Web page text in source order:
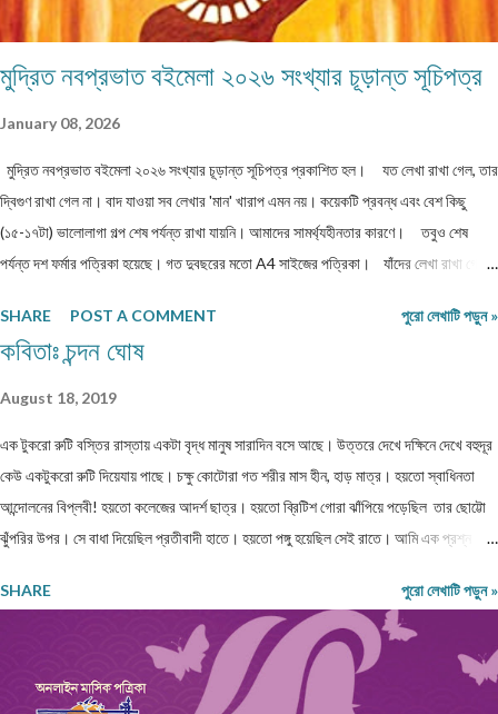
মুদ্রিত নবপ্রভাত বইমেলা ২০২৬ সংখ্যার চূড়ান্ত সূচিপত্র
January 08, 2026
মুদ্রিত নবপ্রভাত বইমেলা ২০২৬ সংখ্যার চূড়ান্ত সূচিপত্র প্রকাশিত হল। যত লেখা রাখা গেল, তার
দ্বিগুণ রাখা গেল না। বাদ যাওয়া সব লেখার 'মান' খারাপ এমন নয়। কয়েকটি প্রবন্ধ এবং বেশ কিছু
(১৫-১৭টা) ভালোলাগা গল্প শেষ পর্যন্ত রাখা যায়নি। আমাদের সামর্থ্যহীনতার কারণে। তবুও শেষ
পর্যন্ত দশ ফর্মার পত্রিকা হয়েছে। গত দুবছরের মতো A4 সাইজের পত্রিকা। যাঁদের লেখা রাখা গেল
নবপ্রভাতের জানুয়ারি ২০২৬ সংখ্যায় প্রকাশ করতে পারি। পত্রিকাটি আগামী ৯-১৩ জানুয়ারি ২০২৬
পশ্চিমবঙ্গ বাংলা আকাদেমি আয়োজিত কলকাতা লিটল ম্যাগাজিন মেলায় (রবীন্দ্র সদন - নন্দন চত্বরে) পাওয়া
SHARE POST A COMMENT পুরো লেখাটি পড়ুন »
কবিতাঃ চন্দন ঘোষ
August 18, 2019
এক টুকরো রুটি বস্তির রাস্তায় একটা বৃদ্ধ মানুষ সারাদিন বসে আছে। উত্তরে দেখে দক্ষিনে দেখে বহুদূর
কেউ একটুকরো রুটি দিয়েযায় পাছে। চক্ষু কোটোরা গত শরীর মাস হীন, হাড় মাত্র। হয়তো স্বাধিনতা
আন্দোলনের বিপ্লবী! হয়তো কলেজের আদর্শ ছাত্র। হয়তো ব্রিটিশ গোরা ঝাঁপিয়ে পড়েছিল তার ছোট্টো
ঝুঁপরির উপর। সে বাধা দিয়েছিল প্রতীবাদী হাতে। হয়তো পঙ্গু হয়েছিল সেই রাতে। আমি এক প্রশ্ন
বস্ত্রহীন এই রাতে। নিম্নাঙ্গে একটা নোংগরা ধুতি। কী জানি কত দিন খায়নি? কত দিন দেখেনি এক টুকরো
রুটি! রাজধানী শহরের আকাশটা দেখছে। দেখছে নেতা মন্ত্রী গন। হাইরে কেউতো তারে উঠিয়ে তোলেনি।
দেখেনি কোনো কোমল মন। আজ ভারতবর্ষ উন্নতশীল রাষ্ট্র! কথাটা অতীব মিথ্যা মাটি। এমন কতযে
মানুষ ক্ষুদার্থ, দেখেনা এক টুকরো রুটি। নতুন মন্ত্রী, নতুন রাষ্ট্রপতি সবাই আসে সবার হয় আবর্তন। হাইরে
SHARE পুরো লেখাটি পড়ুন »